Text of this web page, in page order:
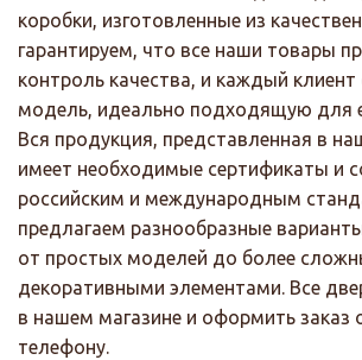
коробки, изготовленные из
гарантируем, что все наши товары
контроль качества, и каждый
модель, идеально подходящую для
Вся продукция, представленная в
имеет необходимые сертификаты и
российским и международным
предлагаем разнообразные
от простых моделей до более
декоративными элементами. Все
в нашем магазине и оформить заказ
телефону.